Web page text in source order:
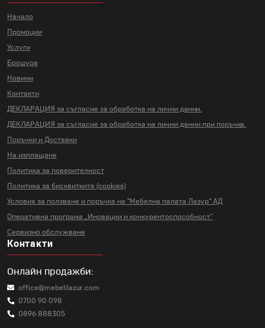
Начало
Промоции
Услуги
Брошура
Новини
Контакти
ДЕКЛАРАЦИЯ за съгласие за обработка на лични данни.
ДЕКЛАРАЦИЯ за съгласие за обработка на лични данни при поръчка.
Поръчки и Доставки
На изплащане
Политика за поверителност
Политика за бисквитките (cookies)
Условия за ползване и поръчка на "Мебелна палата Лазур" АД
Оперативна програма „Иновации и конкурентоспособност“
Сервизно обслужване
Контакти
Онлайн продажби:
office@mebelilazur.com
0700 90 098
0896 888305